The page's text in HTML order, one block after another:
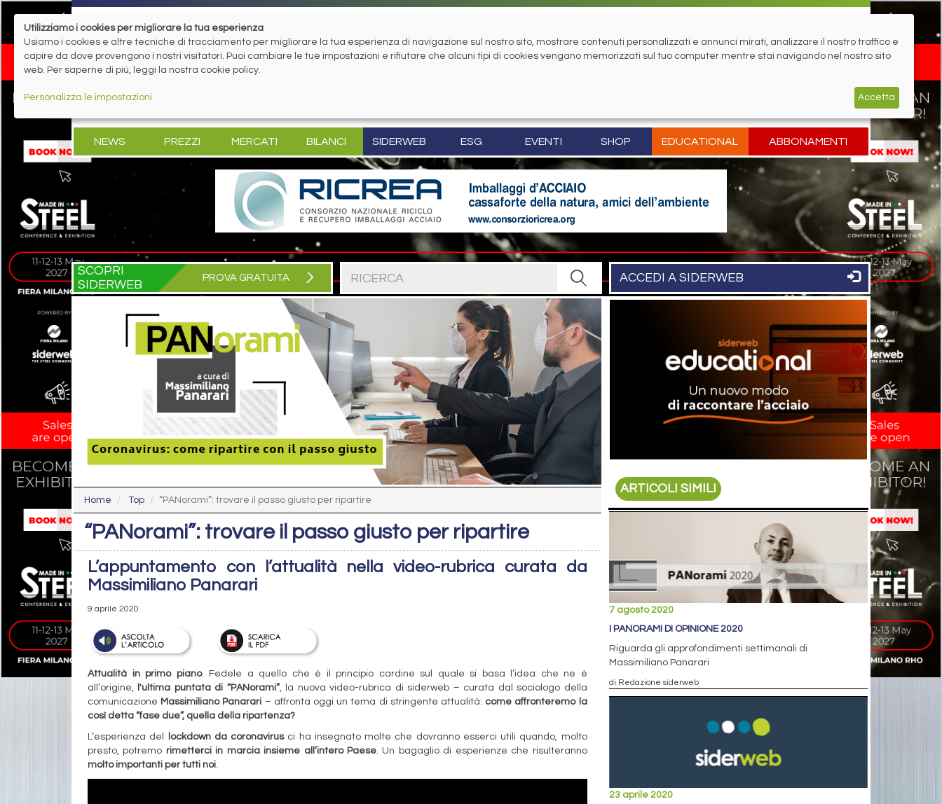
NEWS PREZZI MERCATI BILANCI SIDERWEB ESG EVENTI SHOP EDUCATIONAL ABBONAMENTI
SCOPRI
SIDERWEB
PROVA GRATUITA ACCEDI A SIDERWEB
Home Top “PANorami”: trovare il passo giusto per ripartire
“PANorami”: trovare il passo giusto per ripartire
L’appuntamento con l’attualità nella video-rubrica curata da
Massimiliano Panarari
9 aprile 2020
Attualità in primo piano. Fedele a quello che è il principio cardine sul quale si basa l’idea che ne è
all’origine, l'ultima puntata di “PANorami”, la nuova video-rubrica di siderweb – curata dal sociologo della
comunicazione Massimiliano Panarari – affronta oggi un tema di stringente attualità: come affronteremo la
così detta “fase due”, quella della ripartenza?
L’esperienza del lockdown da coronavirusci ha insegnato molte che dovranno esserci utili quando, molto
presto, potremo rimetterci in marcia insieme all’intero Paese. Un bagaglio di esperienze che risulteranno
molto importanti per tutti noi.
ARTICOLI SIMILI
7 agosto 2020
I PANORAMI DI OPINIONE 2020
Riguarda gli approfondimenti settimanali di
Massimiliano Panarari
di Redazione siderweb
23 aprile 2020
Utilizziamo i cookies per migliorare la tua esperienza
Usiamo i cookies e altre tecniche di tracciamento per migliorare la tua esperienza di navigazione sul nostro sito, mostrare contenuti personalizzati e annunci mirati, analizzare il nostro traffico e
capire da dove provengono i nostri visitatori. Puoi cambiare le tue impostazioni e rifiutare che alcuni tipi di cookies vengano memorizzati sul tuo computer mentre stai navigando nel nostro sito
web. Per saperne di più, leggi la nostra cookie policy.
Personalizza le impostazioni Accetta